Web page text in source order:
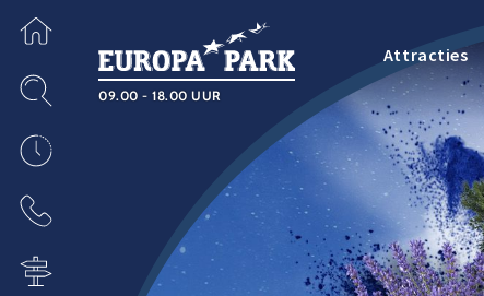
09.00 - 18.00 UUR
Attracties